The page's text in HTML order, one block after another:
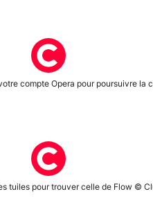
compte Opera pour poursuivre la
tuiles pour trouver celle de Flow ©